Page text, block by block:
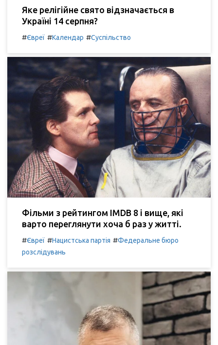
Яке релігійне свято відзначається в
Україні 14 серпня?
#Євреї #Календар #Суспільство
Фільми з рейтингом IMDB 8 і вище, які
варто переглянути хоча б раз у житті.
#Євреї #Нацистська партія #Федеральне бюро
розслідувань